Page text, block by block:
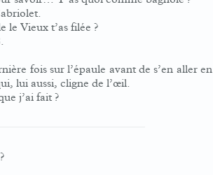
Vieux t’as filée ?
fois sur l’épaule avant de s’en aller en
lui aussi, cligne de l’œil.
j’ai fait ?